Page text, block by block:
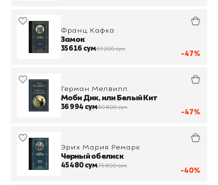
-47%
Франц Кафка
Замок
35 616 сум67 200 сум
-47%
Герман Мелвилл
Моби Дик, или Белый Кит
36 994 сум69 800 сум
-40%
Эрих Мария Ремарк
Черный обелиск
45 480 сум75 800 сум